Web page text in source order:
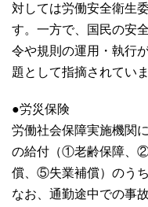
対しては労働安全衛生
す。一方で、国民の安
令や規則の運用・執行
題として指摘されていま
●労災保険
労働社会保障実施機関
の給付（①老齢保障、
償、⑤失業補償）のう
なお、通勤途中での事